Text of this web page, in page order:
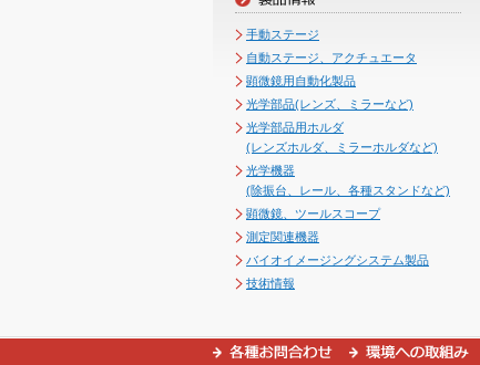
手動ステージ
自動ステージ、アクチュエータ
顕微鏡用自動化製品
光学部品(レンズ、ミラーなど)
光学部品用ホルダ
(レンズホルダ、ミラーホルダなど)
光学機器
(除振台、レール、各種スタンドなど)
顕微鏡、ツールスコープ
測定関連機器
バイオイメージングシステム製品
技術情報